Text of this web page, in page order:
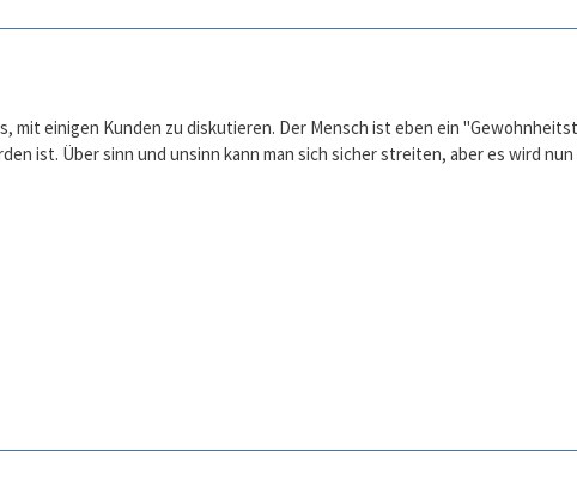
mit einigen Kunden zu diskutieren. Der Mensch ist eben ein
ist. Über sinn und unsinn kann man sich sicher streiten, aber es wird